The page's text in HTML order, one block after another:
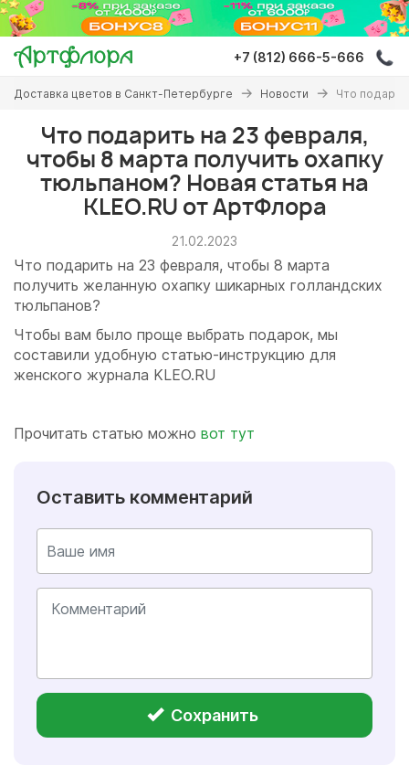
Перейти
основному
содержанию
+7 (812) 666-5-666
Вы
здесь
Доставка цветов в Санкт-Петербурге Новости Что
Что подарить на 23 февраля,
чтобы 8 марта получить охапку
тюльпаном? Новая статья на
KLEO.RU от АртФлора
21.02.2023
Что подарить на 23 февраля, чтобы 8 марта
получить желанную охапку шикарных голландских
тюльпанов?
Чтобы вам было проще выбрать подарок, мы
составили удобную статью-инструкцию для
женского журнала KLEO.RU
Прочитать статью можно вот тут
Оставить комментарий
Сохранить